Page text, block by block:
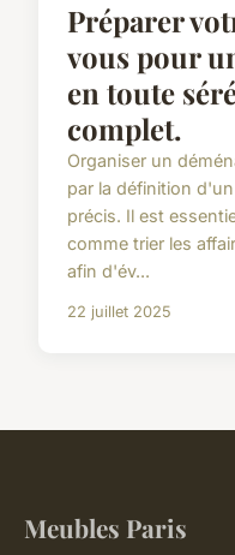
Préparer
vous pour
en toute
complet.
Organiser un
par la définition
précis. Il est
comme trier les
afin d'év...
22 juillet 2025
Meubles Paris